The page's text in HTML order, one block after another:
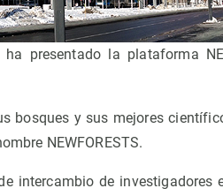
presentado la plataforma
bosques y sus mejores
NEWFORESTS.
intercambio de